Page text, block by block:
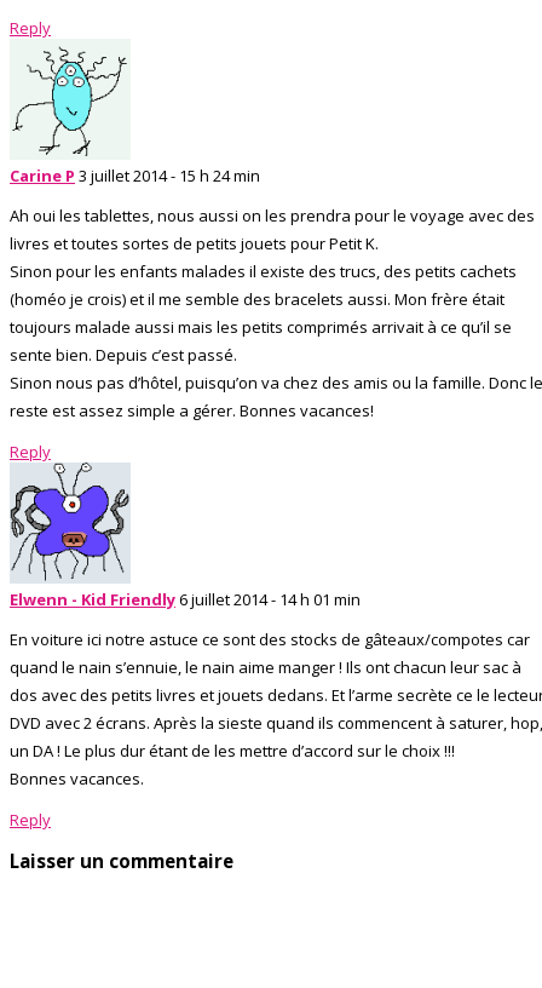
Reply
Carine P 3 juillet 2014 - 15 h 24 min
Ah oui les tablettes, nous aussi on les prendra pour le voyage avec des
livres et toutes sortes de petits jouets pour Petit K.
Sinon pour les enfants malades il existe des trucs, des petits cachets
(homéo je crois) et il me semble des bracelets aussi. Mon frère était
toujours malade aussi mais les petits comprimés arrivait à ce qu’il se
sente bien. Depuis c’est passé.
Sinon nous pas d’hôtel, puisqu’on va chez des amis ou la famille. Donc le
reste est assez simple a gérer. Bonnes vacances!
Reply
Elwenn - Kid Friendly6 juillet 2014 - 14 h 01 min
En voiture ici notre astuce ce sont des stocks de gâteaux/compotes car
quand le nain s’ennuie, le nain aime manger ! Ils ont chacun leur sac à
dos avec des petits livres et jouets dedans. Et l’arme secrète ce le
DVD avec 2 écrans. Après la sieste quand ils commencent à saturer, hop,
un DA ! Le plus dur étant de les mettre d’accord sur le choix !!!
Bonnes vacances.
Reply
Laisser un commentaire